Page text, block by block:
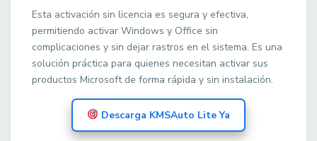
Esta activación sin licencia es segura y efectiva,
permitiendo activar Windows y Office sin
complicaciones y sin dejar rastros en el sistema. Es una
solución práctica para quienes necesitan activar sus
productos Microsoft de forma rápida y sin instalación.
Descarga KMSAuto Lite Ya